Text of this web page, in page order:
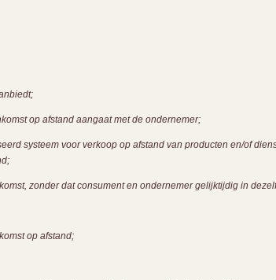
op afstand aangaat met de ondernemer;
systeem voor verkoop op afstand van producten en/of
zonder dat consument en ondernemer gelijktijdig in
op afstand;